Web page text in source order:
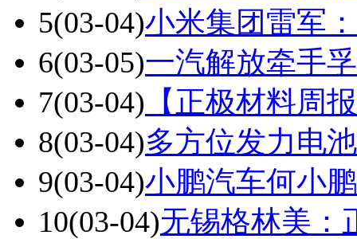
5(03-04)小米集团雷军
6(03-05)一汽解放牵手
7(03-04) 【正极材料周
8(03-04)多方位发力电
9(03-04)小鹏汽车何小
10(03-04)无锡格林美：